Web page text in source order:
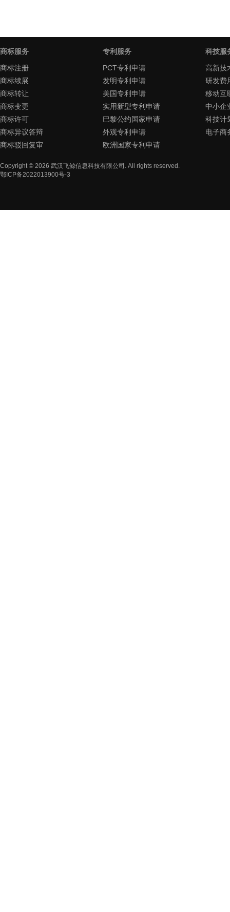
商标服务
商标注册
商标续展
商标转让
商标变更
商标许可
商标异议答辩
商标驳回复审
专利服务
PCT专利申请
发明专利申请
美国专利申请
实用新型专利申请
巴黎公约国家申请
外观专利申请
欧洲国家专利申请
科技服
高新技
研发费
移动互
中小企
科技计
电子商
Copyright © 2026 武汉飞鲸信息科技有限公司 . All rights reserved.
鄂ICP备2022013900号-3